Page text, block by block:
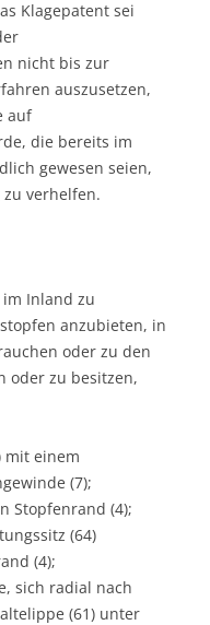
Klagepatent sei
nicht bis zur
auszusetzen,
auf
die bereits im
gewesen seien,
verhelfen.
Inland zu
anzubieten, in
oder zu den
oder zu besitzen,
mit einem
(7);
Stopfenrand (4);
(64)
(4);
sich radial nach
(61) unter